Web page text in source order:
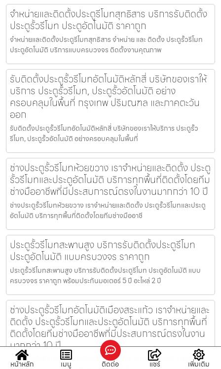
จำหน่ายและติดตั้งประตูรีโมทสุทธิสาร บริการรับติดตั้ง
ประตูรั้วรีโมท ประตูอัตโนมัติ ราคาถูก
จำหน่ายและติดตั้งประตูรีโมทสุทธิสาร จำหน่าย และ ติดตั้ง ประตูรั้วรีโมท
ประตูอัตโนมัติ บริการแบบครบวงจร ติดตั้งงานคุณภาพ
รับติดตั้งประตูรั้วรีโมทอัตโนมัติหลักสี่ บริษัทของเราให้
บริการ ประตูรั้วรีโมท, ประตูรั้วอัตโนมัติ อย่าง
ครอบคลุมในพื้นที่ กรุงเทพ ปริมณฑล และภาคตะวัน
ออก
รับติดตั้งประตูรั้วรีโมทอัตโนมัติหลักสี่ บริษัทของเราให้บริการ ประตูรั้ว
รีโมท, ประตูรั้วอัตโนมัติ อย่างครอบคลุมในพื้นที่
ช่างประตูรั้วรีโมทห้วยขวาง เราจำหน่ายและติดตั้ง ประตู
รั้วรีโมทและประตูอัตโนมัติ บริการทุกพื้นที่ติดตั้งโดยทีม
ช่างมืออาชีพที่มีประสบการณ์ตรงในงานมากกว่า 10 ปี
ช่างประตูรั้วรีโมทห้วยขวาง เราจำหน่ายและติดตั้ง ประตูรั้วรีโมทและประตู
อัตโนมัติ บริการทุกพื้นที่ติดตั้งโดยทีมช่างมืออาชี
ประตูรั้วรีโมทสะพานสูง บริการรับติดตั้งประตูรีโมท
ประตูอัตโนมัติ แบบครบวงจร ราคาถูก
ประตูรั้วรีโมทสะพานสูง บริการรับติดตั้งประตูรีโมท ประตูอัตโนมัติ แบบ
ครบวงจร ราคาถูก พร้อมประกันมอเตอร์ 5 ปี อะไหล่ 2 ปี
ช่างประตูรั้วรีโมทอัตโนมัติเมืองสระแก้ว เราจำหน่ายและ
ติดตั้ง ประตูรั้วรีโมทและประตูอัตโนมัติ บริการทุกพื้นที่
ติดตั้งโดยทีมช่างมืออาชีพที่มีประสบการณ์ตรงในงาน
มากกว่า 10 ปี
ช่างประตูรั้วรีโมทอัตโนมัติเมืองสระแก้ว เราจำหน่ายและติดตั้ง ประตูรั้ว
หน้าหลัก เมนู ติดต่อ แชร์ เพิ่มเติม